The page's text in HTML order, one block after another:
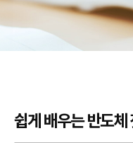
쉽게 배우는 반도체